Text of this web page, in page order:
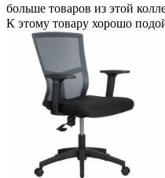
больше товаров из этой
К этому товару хорошо